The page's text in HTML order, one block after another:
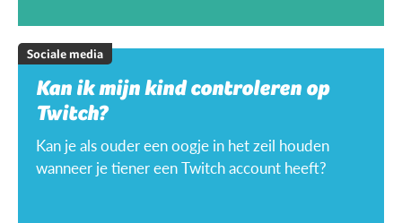
Sociale media
Kan ik mijn kind controleren op
Twitch?
Kan je als ouder een oogje in het zeil houden
wanneer je tiener een Twitch account heeft?